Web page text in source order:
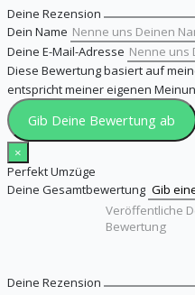
Deine Rezension
Dein Name
Deine E-Mail-Adresse
Diese Bewertung basiert auf
entspricht meiner eigenen
Gib Deine Bewertung ab
×
Perfekt Umzüge
Deine Gesamtbewertung
Deine Rezension